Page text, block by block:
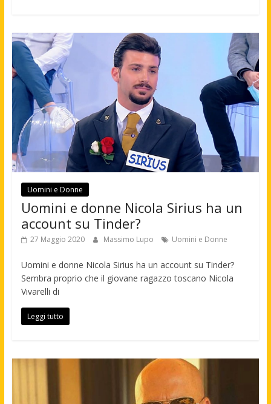
Uomini e Donne
Uomini e donne Nicola Sirius ha un
account su Tinder?
27 Maggio 2020 Massimo Lupo Uomini e Donne
Uomini e donne Nicola Sirius ha un account su Tinder?
Sembra proprio che il giovane ragazzo toscano Nicola
Vivarelli di
Leggi tutto